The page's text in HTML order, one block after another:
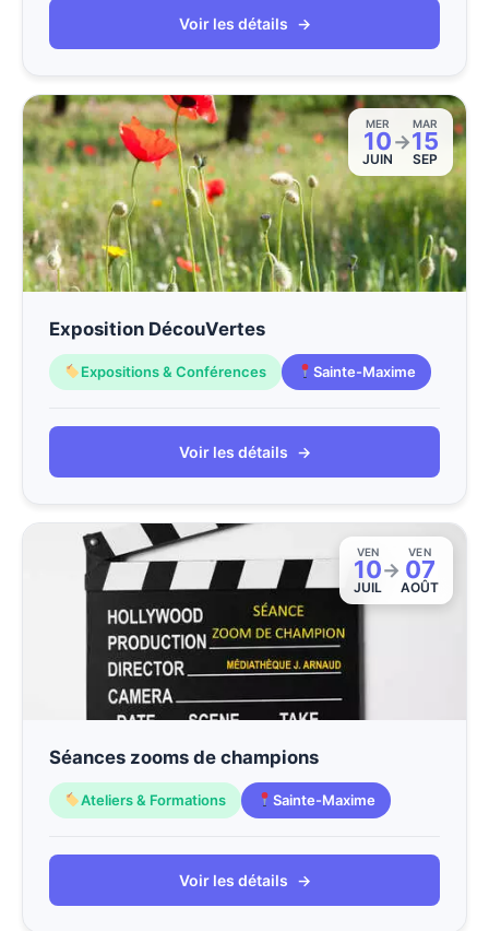
Voir les détails →
MER
10
JUIN
→
MAR
15
SEP
Exposition DécouVertes
Expositions & Conférences Sainte-Maxime
Voir les détails →
VEN
10
JUIL
→
VEN
07
AOÛT
Séances zooms de champions
Ateliers & Formations Sainte-Maxime
Voir les détails →